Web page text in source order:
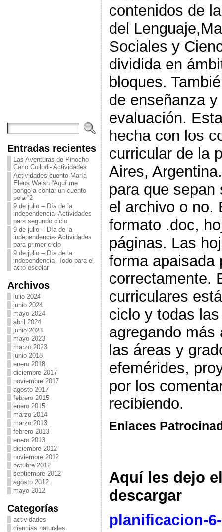
Entradas recientes
Las Aventuras de Pinocho
Carlo Collodi- Actividades
Actividades cuento María
Elena Walsh “Aquí me
pongo a contar un cuento
polar”2
9 de julio – Día de la
independencia- Actividades
para segundo ciclo
9 de julio – Día de la
independencia- Actividades
para primer ciclo
9 de julio – Día de la
independencia- Todo para el
acto escolar
Archivos
julio 2024
junio 2024
mayo 2024
abril 2024
junio 2023
mayo 2023
marzo 2023
junio 2018
enero 2018
diciembre 2017
noviembre 2017
agosto 2017
febrero 2015
enero 2015
marzo 2014
marzo 2013
febrero 2013
enero 2013
diciembre 2012
noviembre 2012
octubre 2012
septiembre 2012
agosto 2012
mayo 2012
Categorías
actividades
ciencias naturales
contenidos de
del
Sociales y
dividida en
bloques.
de enseñanza
evaluación.
hecha con los
curricular de la
Aires,
para que sepan
el archivo o no.
formato .doc,
páginas. Las
forma apaisada
correctamente.
curriculares
ciclo y todas
agregando más
las áreas y
efemérides,
por los
recibiendo.
Enlaces
Aquí les dejo
descargar
planificacion-